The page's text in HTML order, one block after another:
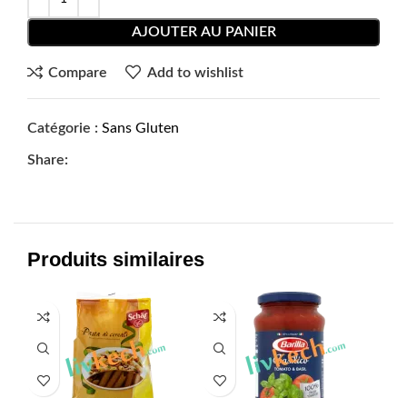
AJOUTER AU PANIER
Compare Add to wishlist
Catégorie : Sans Gluten
Share:
Produits similaires